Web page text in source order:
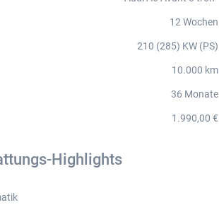
12 Wochen
210 (285) KW (PS)
10.000 km
36 Monate
1.990,00 €
Highlights